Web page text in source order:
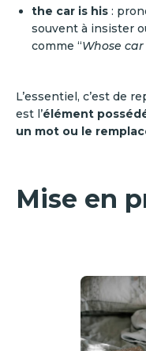
the car is his :
souvent à insister
comme “Whose car
L’essentiel, c’est de
est l’élément
un mot ou le
Mise en